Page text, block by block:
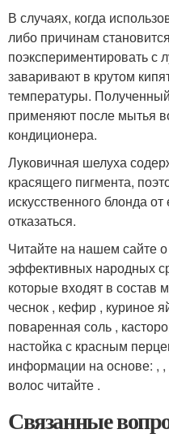
В случаях, когда
либо причинам
поэкспериментировать с
заваривают в крутом
температуры.
применяют после мытья
кондиционера.
Луковичная шелуха
красящего пигмента,
искусственного блонда
отказаться.
Читайте на нашем сайте
эффективных народных
которые входят в состав
чеснок , кефир , куриное
поваренная соль ,
настойка с красным
информации на основе: ,
волос читайте .
Связанные